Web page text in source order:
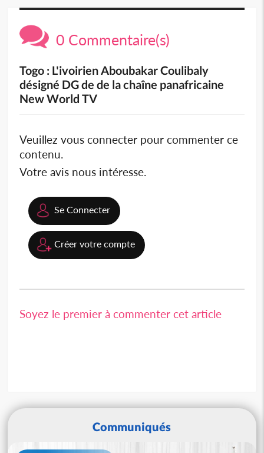
0 Commentaire(s)
Togo : L'ivoirien Aboubakar Coulibaly
désigné DG de de la chaîne panafricaine
New World TV
Veuillez vous connecter pour commenter ce
contenu.
Votre avis nous intéresse.
Se Connecter
Créer votre compte
Soyez le premier à commenter cet article
Communiqués